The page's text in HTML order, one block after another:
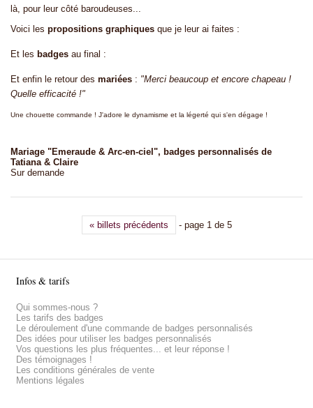
là, pour leur côté baroudeuses...
Voici les propositions graphiques que je leur ai faites :
Et les badges au final :
Et enfin le retour des mariées : "Merci beaucoup et encore chapeau !
Quelle efficacité !"
Une chouette commande ! J'adore le dynamisme et la légerté qui s'en dégage !
Mariage "Emeraude & Arc-en-ciel", badges personnalisés de
Tatiana & Claire
Sur demande
« billets précédents - page 1 de 5
Infos & tarifs
Qui sommes-nous ?
Les tarifs des badges
Le déroulement d'une commande de badges personnalisés
Des idées pour utiliser les badges personnalisés
Vos questions les plus fréquentes... et leur réponse !
Des témoignages !
Les conditions générales de vente
Mentions légales